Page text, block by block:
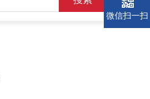
微信扫一扫